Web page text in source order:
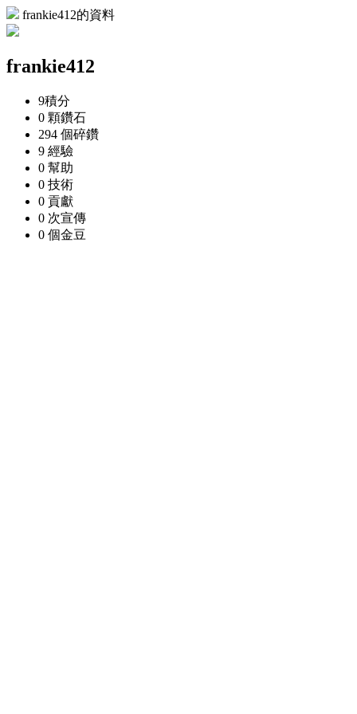
frankie412的資料
frankie412
9積分
0 顆鑽石
294 個碎鑽
9 經驗
0 幫助
0 技術
0 貢獻
0 次宣傳
0 個金豆